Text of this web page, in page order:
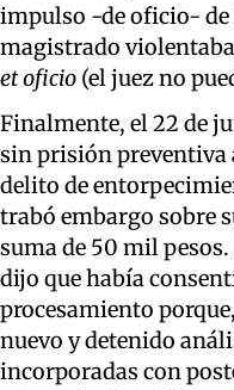
impulso -de oficio- de
magistrado
et oficio (el juez no
Finalmente, el 22 de
sin prisión preventiva
delito de
trabó embargo sobre
suma de 50 mil
dijo que había
procesamiento
nuevo y detenido
incorporadas con